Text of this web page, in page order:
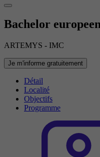
Bachelor
ARTEMYS - IMC
Je m'informe gratuitement
Détail
Localité
Objectifs
Programme